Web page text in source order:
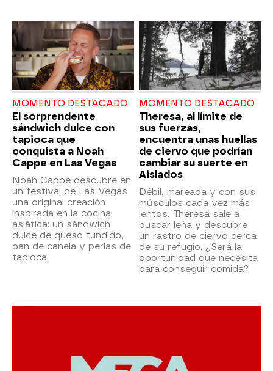
MOMENTO DESTACADO
El sorprendente
sándwich dulce con
tapioca que
conquista a Noah
Cappe en Las Vegas
Noah Cappe descubre en
un festival de Las Vegas
una original creación
inspirada en la cocina
asiática: un sándwich
dulce de queso fundido,
pan de canela y perlas de
tapioca.
MOMENTO DESTACADO
Theresa, al límite de
sus fuerzas,
encuentra unas huellas
de ciervo que podrían
cambiar su suerte en
Aislados
Débil, mareada y con sus
músculos cada vez más
lentos, Theresa sale a
buscar leña y descubre
un rastro de ciervo cerca
de su refugio. ¿Será la
oportunidad que necesita
para conseguir comida?